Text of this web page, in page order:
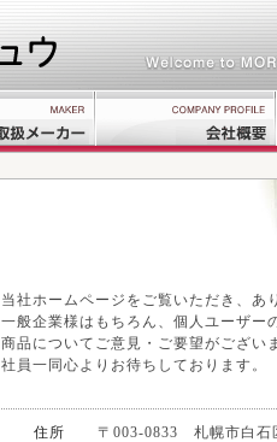
当社ホームページをご覧いただき、あ
一般企業様はもちろん、個人ユーザー
商品についてご意見・ご要望がござい
社員一同心よりお待ちしております。
住所 〒003-0833 札幌市白石